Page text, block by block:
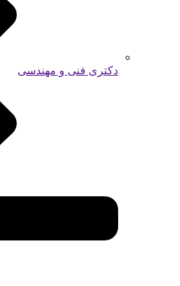
دکتری فنی و مهندسی